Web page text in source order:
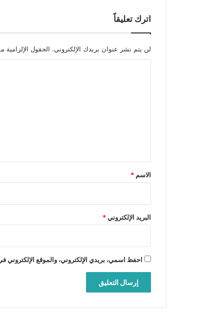
اترك تعليقاً
لن يتم نشر عنوان بريدك الإلكتروني. الحقول الإلزامية
*
الاسم *
البريد الإلكتروني*
احفظ اسمي، بريدي الإلكتروني، والموقع الإلكتروني